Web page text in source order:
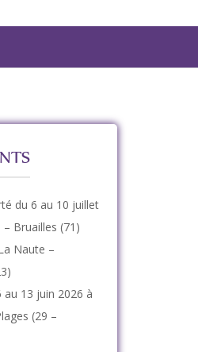
du 6 au 10 juillet
Bruailles (71)
Naute –
au 13 juin 2026 à
(29 –